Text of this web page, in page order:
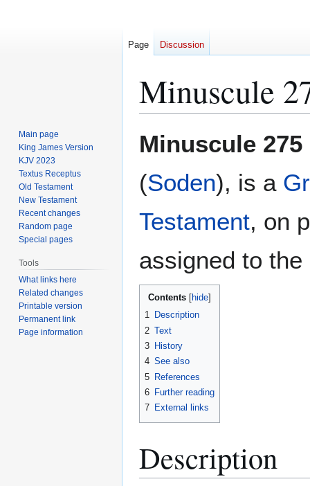
Minuscule
toto
Minuscule 275
(Soden), is a
Testament, on
assigned to
Contents
1 Description
2 Text
3 History
4 See also
5 References
6 Further reading
7 External links
Description
Page Discussion
Main page
King James Version
KJV 2023
Textus Receptus
Old Testament
New Testament
Recent changes
Random page
Special pages
Tools
What links here
Related changes
Printable version
Permanent link
Page information